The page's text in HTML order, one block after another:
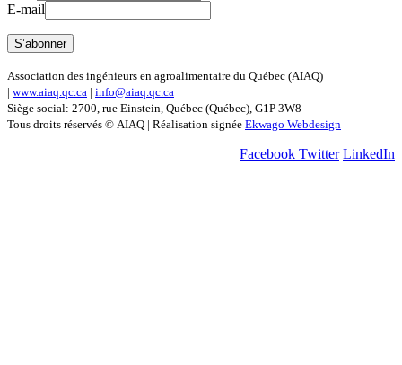
E-mail
Association des ingénieurs en agroalimentaire du Québec (AIAQ)
| www.aiaq.qc.ca | info@aiaq.qc.ca
Siège social: 2700, rue Einstein, Québec (Québec), G1P 3W8
Tous droits réservés © AIAQ | Réalisation signée Ekwago Webdesign
Facebook Twitter LinkedIn